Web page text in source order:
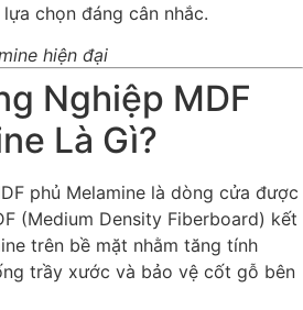
chọn đáng cân nhắc.
hiện đại
Nghiệp MDF
Là Gì?
phủ Melamine là dòng cửa được
(Medium Density Fiberboard) kết
trên bề mặt nhằm tăng tính
trầy xước và bảo vệ cốt gỗ bên